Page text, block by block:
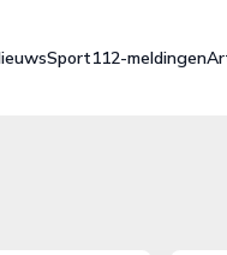
Sport112-meldingen